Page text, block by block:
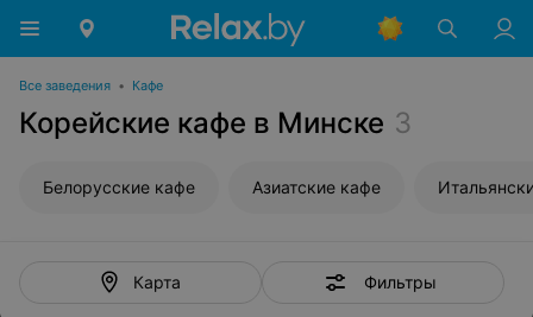
Все заведения • Кафе
Корейские кафе в Минске 3
Белорусские кафе Азиатские кафе
Карта Фильтры